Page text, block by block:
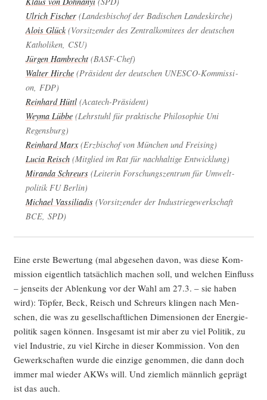
Ulrich Fischer(Lan­des­bi­schof der Badi­schen Landeskirche)
Alo­is Glück(Vor­sit­zen­der des Zen­tral­ko­mi­tees der deut­schen
Katho­li­ken, CSU)
Jür­gen Ham­brecht(BASF-Chef)
Wal­ter Hir­che(Prä­si­dent der deut­schen UNESCO-Kom­mis­si­
on, FDP)
Rein­hard Hüttl(Aca­tech-Prä­si­dent)
Wey­ma Lüb­be(Lehr­stuhl für prak­ti­sche Phi­lo­so­phie Uni
Regensburg)
Rein­hard Marx(Erz­bi­schof von Mün­chen und Freising)
Lucia Reisch(Mit­glied im Rat für nach­hal­ti­ge Entwicklung)
Miran­da Schr­eurs(Lei­te­rin For­schungs­zen­trum für Umwelt­
po­li­tik FU Berlin)
Micha­el Vas­si­lia­dis(Vor­sit­zen­der der Indus­trie­ge­werk­schaft
BCE, SPD)
Eine ers­te Bewer­tung (mal abge­se­hen davon, was die­se Kom­
mis­si­on eigent­lich tat­säch­lich machen soll, und wel­chen Ein­fluss
– jen­seits der Ablen­kung vor der Wahl am 27.3. – sie haben
wird): Töp­fer, Beck, Reisch und Schr­eurs klin­gen nach Men­
schen, die was zu gesell­schaft­li­chen Dimen­sio­nen der Ener­gie­
po­li­tik sagen kön­nen. Ins­ge­samt ist mir aber zu viel Poli­tik, zu
viel Indus­trie, zu viel Kir­che in die­ser Kom­mis­si­on. Von den
Gewerk­schaf­ten wur­de die ein­zi­ge genom­men, die dann doch
immer mal wie­der AKWs will. Und ziem­lich männ­lich geprägt
ist das auch.